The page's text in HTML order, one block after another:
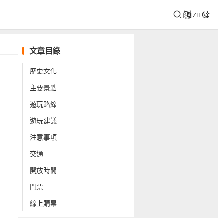
ZH
文章目錄
歷史文化
主要景點
遊玩路線
遊玩建議
注意事項
交通
開放時間
門票
線上購票